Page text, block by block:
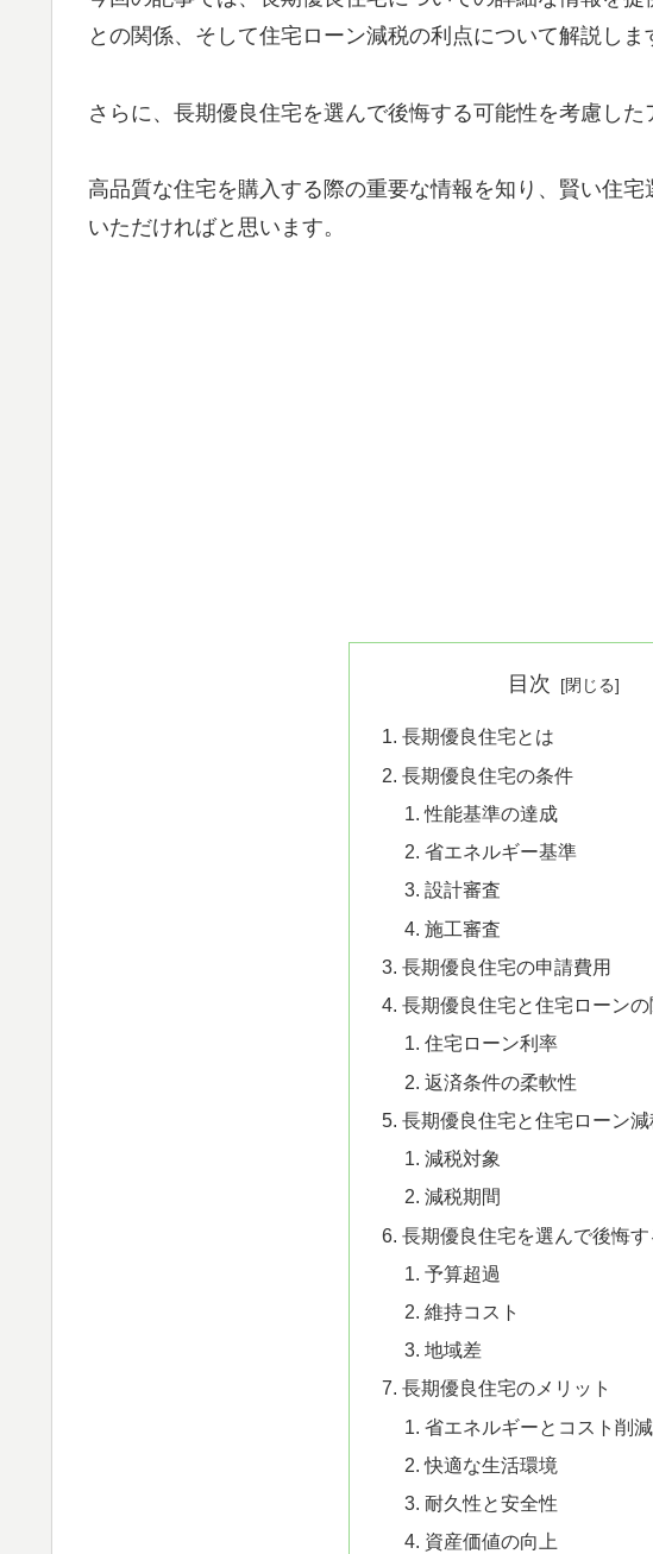
との関係、そして住宅ローン減税の利点について解説しま
さらに、長期優良住宅を選んで後悔する可能性を考慮した
高品質な住宅を購入する際の重要な情報を知り、賢い住
いただければと思います。
目次
長期優良住宅とは
長期優良住宅の条件
性能基準の達成
省エネルギー基準
設計審査
施工審査
長期優良住宅の申請費用
長期優良住宅と住宅ローン
住宅ローン利率
返済条件の柔軟性
長期優良住宅と住宅ローン
減税対象
減税期間
長期優良住宅を選んで後悔
予算超過
維持コスト
地域差
長期優良住宅のメリット
省エネルギーとコスト削減
快適な生活環境
耐久性と安全性
資産価値の向上